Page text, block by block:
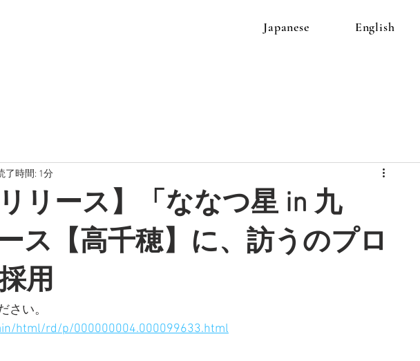
Japanese English
リース】「ななつ星 in 九
ス【高千穂】に、訪うのプロ
用
了時間: 1分
さい。
html/rd/p/000000004.000099633.html